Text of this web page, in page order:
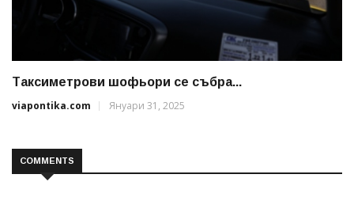
Таксиметрови шофьори се събра...
viapontika.com
Януари 31, 2025
COMMENTS